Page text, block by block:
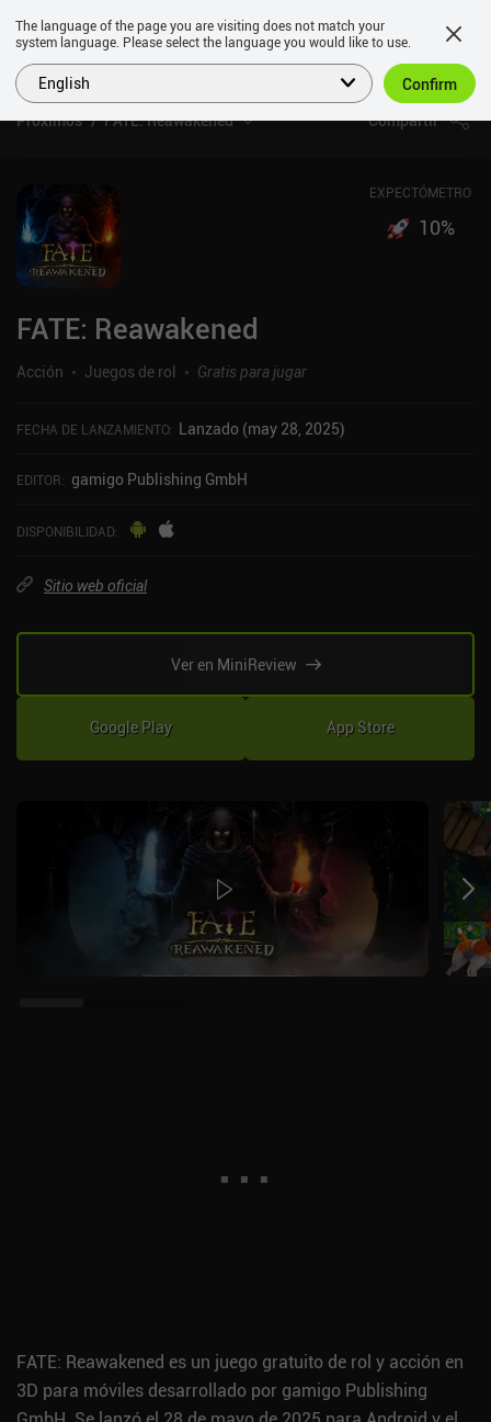
Próximos FATE: Reawakened Compartir
FATE: Reawakened
Acción Juegos de rol Gratis para jugar
FECHA DE LANZAMIENTO: Lanzado (may 28, 2025)
EDITOR: gamigo Publishing GmbH
DISPONIBILIDAD:
Sitio web oficial
EXPECTÓMETRO
10%
Ver en MiniReview
Google Play App Store
FATE: Reawakened es un juego gratuito de rol y acción en
3D para móviles desarrollado por gamigo Publishing
The language of the page you are visiting does not match your
system language. Please select the language you would like to use.
English Confirm